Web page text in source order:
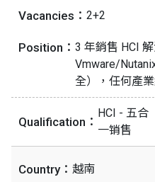
Vacancies： 2+2
Position： 3 年銷售 HCI
Vmware/
全），任何產業
Qualification：
HCI - 五合
一销售
Country： 越南